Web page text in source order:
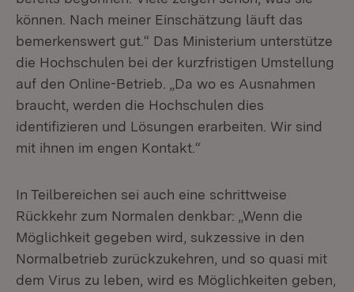
können. Nach meiner Einschätzung läuft das
bemerkenswert gut.“ Das Ministerium unterstütze
die Hochschulen bei der kurzfristigen Umstellung
auf den Online-Betrieb. „Da wo es Ausnahmen
braucht, werden die Hochschulen dies
identifizieren und Lösungen erarbeiten. Wir sind
mit ihnen im engen Kontakt.“
In Teilbereichen sei auch eine schrittweise
Rückkehr zum Normalen denkbar: „Wenn die
Möglichkeit gegeben wird, sukzessive in den
Normalbetrieb zurückzukehren, und so quasi mit
dem Virus zu leben, wird es Möglichkeiten geben,